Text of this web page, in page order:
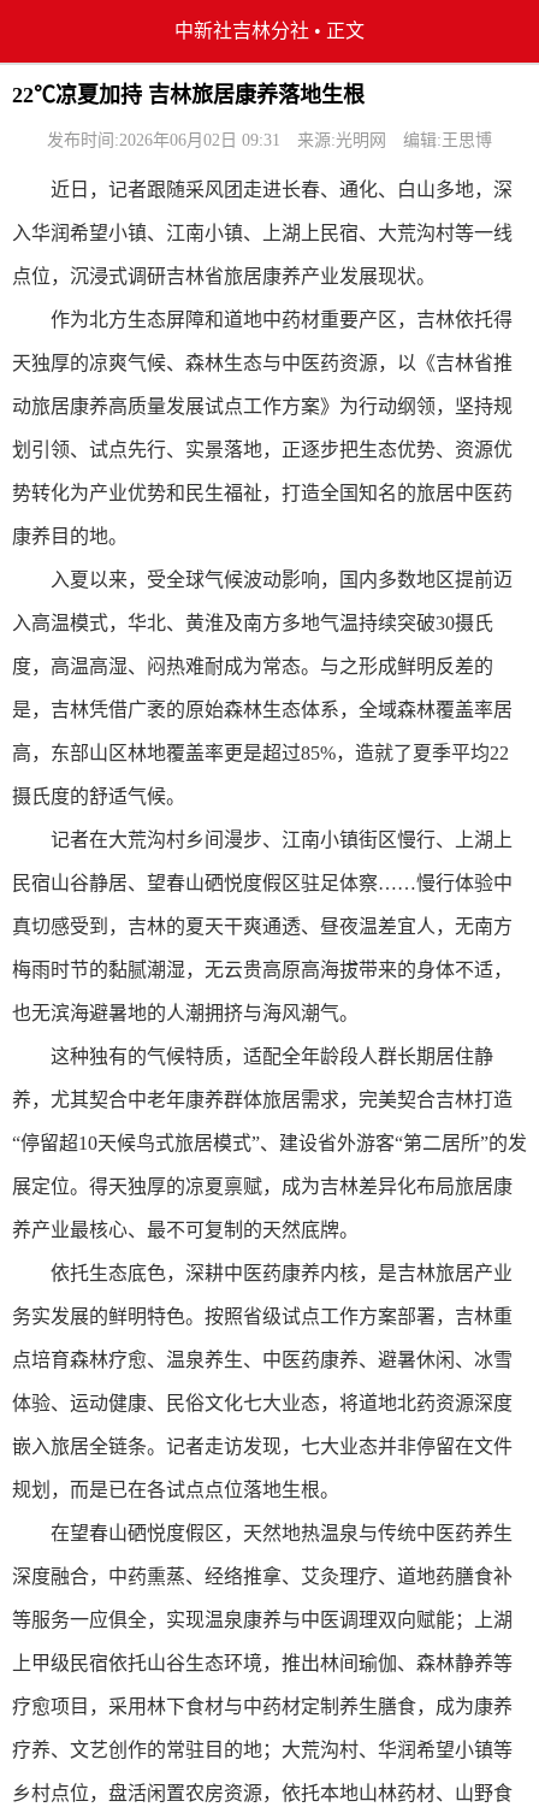
中新社吉林分社 • 正文
22℃凉夏加持 吉林旅居康养落地生根
发布时间:2026年06月02日 09:31 来源:光明网 编辑:王思博
近日，记者跟随采风团走进长春、通化、白山多地，深
入华润希望小镇、江南小镇、上湖上民宿、大荒沟村等一线
点位，沉浸式调研吉林省旅居康养产业发展现状。
作为北方生态屏障和道地中药材重要产区，吉林依托得
天独厚的凉爽气候、森林生态与中医药资源，以《吉林省推
动旅居康养高质量发展试点工作方案》为行动纲领，坚持规
划引领、试点先行、实景落地，正逐步把生态优势、资源优
势转化为产业优势和民生福祉，打造全国知名的旅居中医药
康养目的地。
入夏以来，受全球气候波动影响，国内多数地区提前迈
入高温模式，华北、黄淮及南方多地气温持续突破30摄氏
度，高温高湿、闷热难耐成为常态。与之形成鲜明反差的
是，吉林凭借广袤的原始森林生态体系，全域森林覆盖率居
高，东部山区林地覆盖率更是超过85%，造就了夏季平均22
摄氏度的舒适气候。
记者在大荒沟村乡间漫步、江南小镇街区慢行、上湖上
民宿山谷静居、望春山硒悦度假区驻足体察……慢行体验中
真切感受到，吉林的夏天干爽通透、昼夜温差宜人，无南方
梅雨时节的黏腻潮湿，无云贵高原高海拔带来的身体不适，
也无滨海避暑地的人潮拥挤与海风潮气。
这种独有的气候特质，适配全年龄段人群长期居住静
养，尤其契合中老年康养群体旅居需求，完美契合吉林打造
“停留超10天候鸟式旅居模式”、建设省外游客“第二居所”的发
展定位。得天独厚的凉夏禀赋，成为吉林差异化布局旅居康
养产业最核心、最不可复制的天然底牌。
依托生态底色，深耕中医药康养内核，是吉林旅居产业
务实发展的鲜明特色。按照省级试点工作方案部署，吉林重
点培育森林疗愈、温泉养生、中医药康养、避暑休闲、冰雪
体验、运动健康、民俗文化七大业态，将道地北药资源深度
嵌入旅居全链条。记者走访发现，七大业态并非停留在文件
规划，而是已在各试点点位落地生根。
在望春山硒悦度假区，天然地热温泉与传统中医药养生
深度融合，中药熏蒸、经络推拿、艾灸理疗、道地药膳食补
等服务一应俱全，实现温泉康养与中医调理双向赋能；上湖
上甲级民宿依托山谷生态环境，推出林间瑜伽、森林静养等
疗愈项目，采用林下食材与中药材定制养生膳食，成为康养
疗养、文艺创作的常驻目的地；大荒沟村、华润希望小镇等
乡村点位，盘活闲置农房资源，依托本地山林药材、山野食